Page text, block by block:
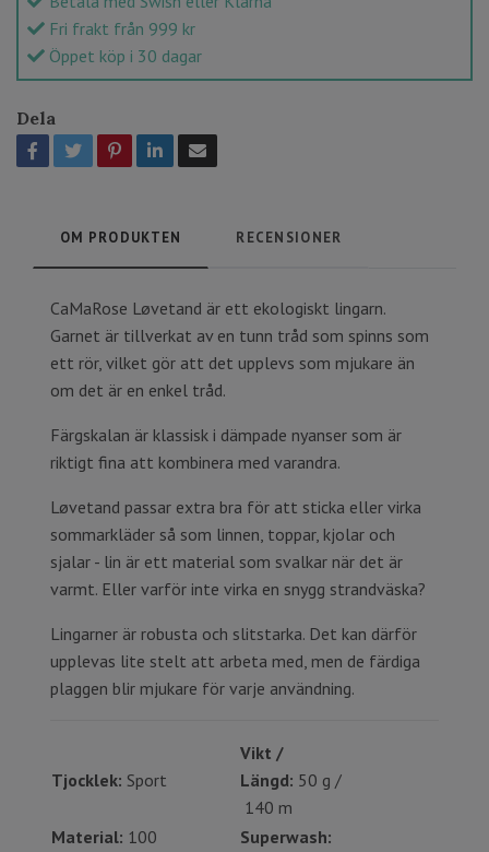
Fri frakt från 999 kr
Öppet köp i 30 dagar
Dela
OM PRODUKTEN RECENSIONER
CaMaRose Løvetand är ett ekologiskt lingarn.
Garnet är tillverkat av en tunn tråd som spinns som
ett rör, vilket gör att det upplevs som mjukare än
om det är en enkel tråd.
Färgskalan är klassisk i dämpade nyanser som är
riktigt fina att kombinera med varandra.
Løvetand passar extra bra för att sticka eller virka
sommarkläder så som linnen, toppar, kjolar och
sjalar - lin är ett material som svalkar när det är
varmt. Eller varför inte virka en snygg strandväska?
Lingarner är robusta och slitstarka. Det kan därför
upplevas lite stelt att arbeta med, men de färdiga
plaggen blir mjukare för varje användning.
Tjocklek: Sport
Vikt /
Längd: 50 g /
140 m
Material: 100
Superwash: